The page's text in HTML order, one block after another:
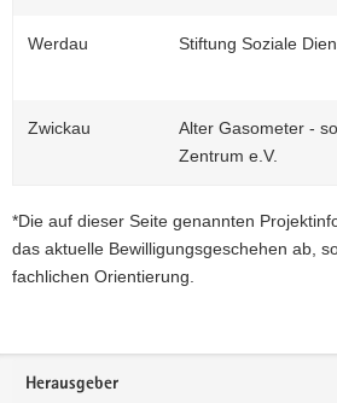
Werdau Stiftung Soziale
Zwickau
Alter Gasometer -
Zentrum e.V.
*Die auf dieser Seite genannten
das aktuelle Bewilligungsgeschehen ab,
fachlichen Orientierung.
Footer-
Herausgeber